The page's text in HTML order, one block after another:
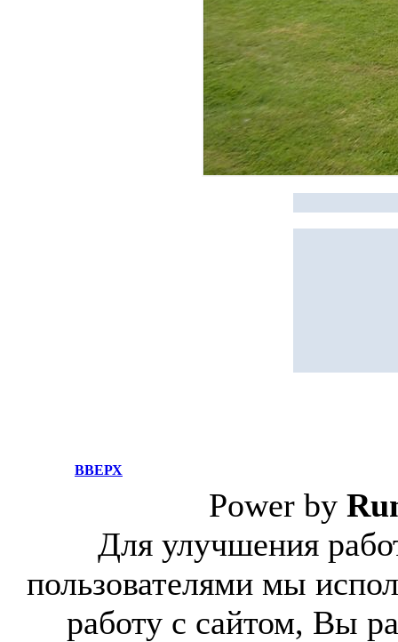
ВВЕРХ
Power by
Для улучшения
пользователями мы
работу с сайтом, Вы